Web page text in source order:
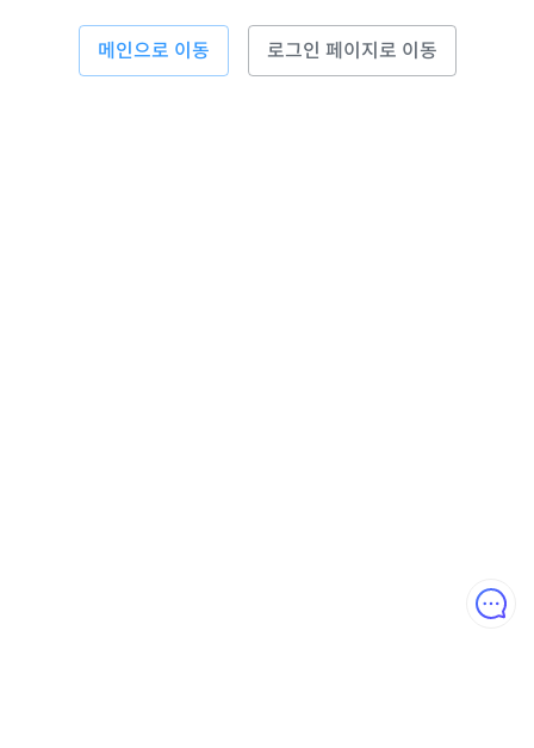
메인으로 이동 로그인 페이지로 이동